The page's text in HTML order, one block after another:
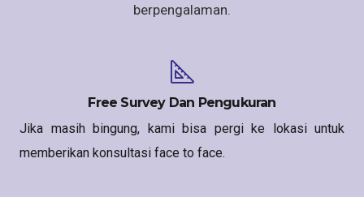
berpengalaman.
Free Survey Dan Pengukuran
Jika masih bingung, kami bisa pergi ke lokasi untuk
memberikan konsultasi face to face.